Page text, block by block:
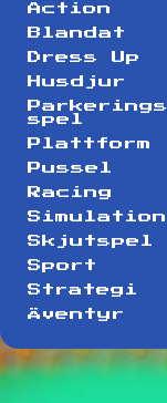
Action
Blandat
Dress Up
Husdjur
Parkerings
spel
Plattform
Pussel
Racing
Simulation
Skjutspel
Sport
Strategi
Äventyr